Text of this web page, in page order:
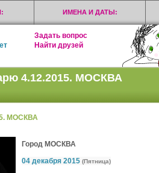
ИМЕНА И ДАТЫ:
Задать вопрос
Найти друзей
4.12.2015. МОСКВА
МОСКВА
Город МОСКВА
04 декабря 2015 (Пятница)